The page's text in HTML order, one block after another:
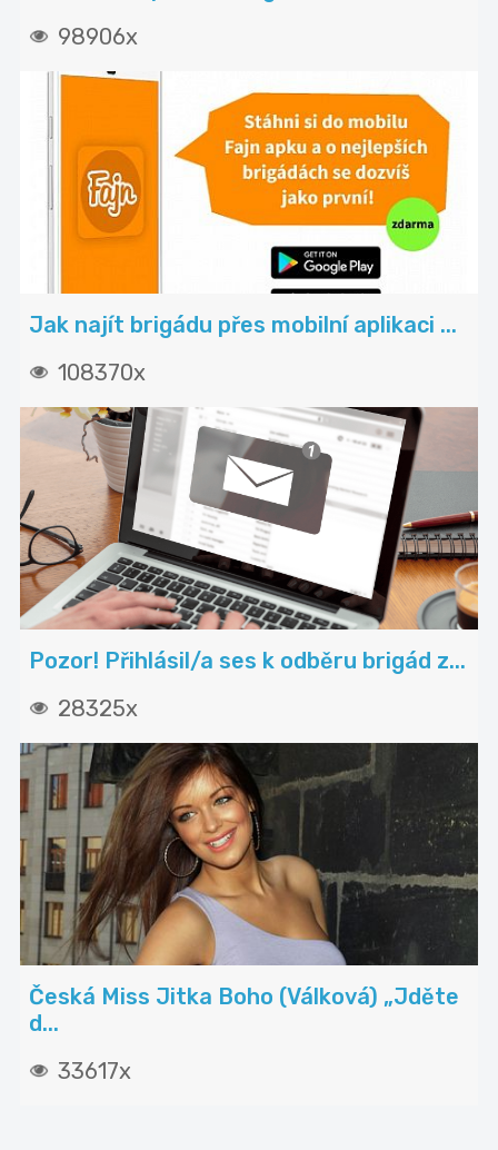
98906x
Jak najít brigádu přes mobilní aplikaci ...
108370x
Pozor! Přihlásil/a ses k odběru brigád z...
28325x
Česká Miss Jitka Boho (Válková) „Jděte
d...
33617x